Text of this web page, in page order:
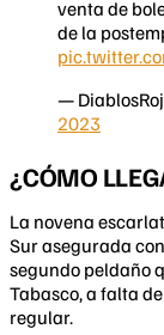
venta de
de la
—
2023
¿CÓMO
La novena
Sur asegurada
segundo peldaño
Tabasco, a falta
regular.